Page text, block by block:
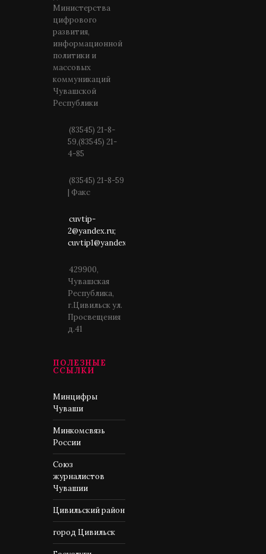
Министерства
цифрового
развития,
информационной
политики и
массовых
коммуникаций
Чувашской
Республики
(83545) 21-8-
59,(83545) 21-
4-85
(83545) 21-8-59
| Факс
cuvtip-
2@yandex.ru;
cuvtip1@yandex.ru
429900,
Чувашская
Республика,
г.Цивильск ул.
Просвещения
д.41
ПОЛЕЗНЫЕ
ССЫЛКИ
Минцифры
Чуваши
Минкомсвязь
России
Союз
журналистов
Чувашии
Цивильский район
город Цивильск